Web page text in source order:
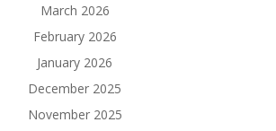
March 2026
February 2026
January 2026
December 2025
November 2025